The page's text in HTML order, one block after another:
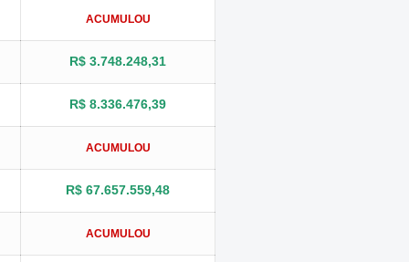
ACUMULOU
R$ 3.748.248,31
R$ 8.336.476,39
ACUMULOU
R$ 67.657.559,48
ACUMULOU